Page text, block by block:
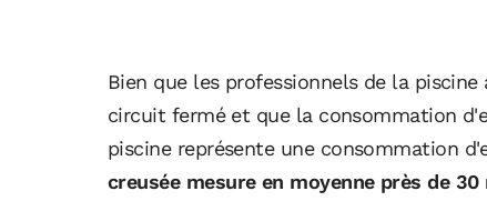
Bien que les professionnels de la
circuit fermé et que la consommation
piscine représente une consommation
creusée mesure en moyenne près de